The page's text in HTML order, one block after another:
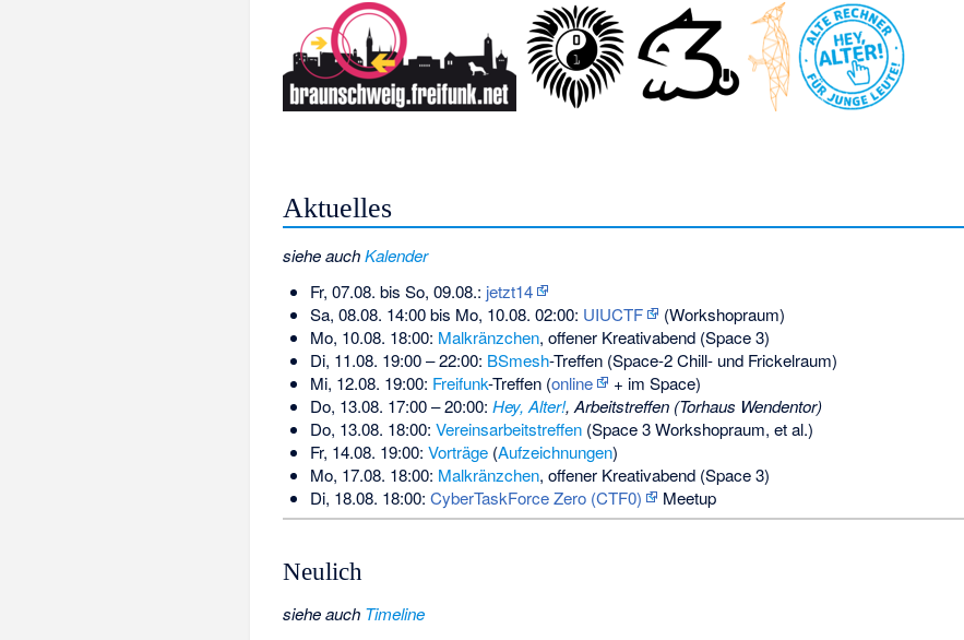
Aktuelles
siehe auchKalender
Fr, 07.08. bis So, 09.08.: jetzt14
Sa, 08.08. 14:00 bis Mo, 10.08. 02:00: UIUCTF
(Workshopraum)
Mo, 10.08. 18:00: Malkränzchen, offener Kreativabend (Space 3)
Di, 11.08. 19:00 – 22:00: BSmesh-Treffen (Space-2 Chill- und Frickelraum)
Mi, 12.08. 19:00: Freifunk-Treffen (online
+ im Space)
Do, 13.08. 17:00 – 20:00: Hey, Alter!, Arbeitstreffen (Torhaus Wendentor)
Do, 13.08. 18:00: Vereinsarbeitstreffen(Space 3 Workshopraum, et al.)
Fr, 14.08. 19:00: Vorträge(Aufzeichnungen)
Mo, 17.08. 18:00: Malkränzchen, offener Kreativabend (Space 3)
Di, 18.08. 18:00: CyberTaskForce Zero (CTF0) Meetup
Neulich
siehe auch Timeline